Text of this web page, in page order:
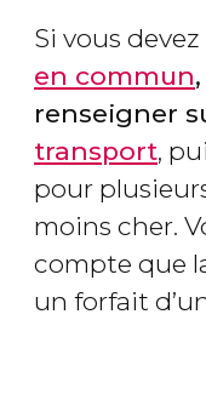
Si vous
en commun,
renseigner
transport,
pour
moins cher.
compte que
un forfait